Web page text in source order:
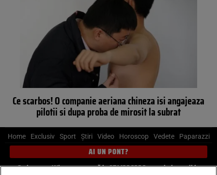
Ce scarbos! O companie aeriana chineza isi angajeaza
pilotii si dupa proba de mirosit la subrat
Home Exclusiv Sport Știri Video Horoscop Vedete Paparazzi
AI UN PONT?
Scrie-ne pe Whatsapp, sună la 0741226226 sau trimite mail la